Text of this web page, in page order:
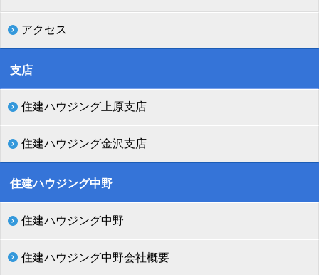
アクセス
支店
住建ハウジング上原支店
住建ハウジング金沢支店
住建ハウジング中野
住建ハウジング中野
住建ハウジング中野会社概要